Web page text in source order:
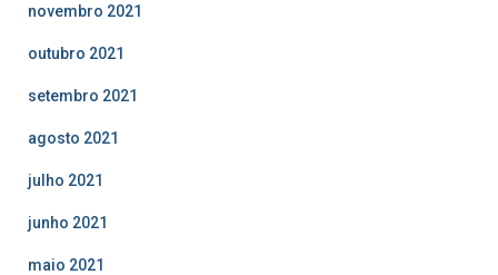
novembro 2021
outubro 2021
setembro 2021
agosto 2021
julho 2021
junho 2021
maio 2021